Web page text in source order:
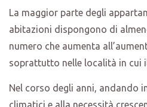
La maggior parte degli
abitazioni dispongono di
numero che aumenta
soprattutto nelle località in cui
Nel corso degli anni, andando
climatici e alla necessità